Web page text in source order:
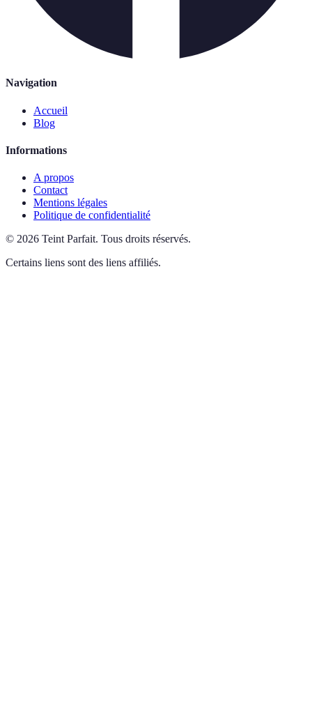
Navigation
Accueil
Blog
Informations
A propos
Contact
Mentions légales
Politique de confidentialité
© 2026 Teint Parfait. Tous droits réservés.
Certains liens sont des liens affiliés.